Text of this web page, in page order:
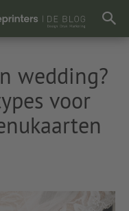
wedding?
voor